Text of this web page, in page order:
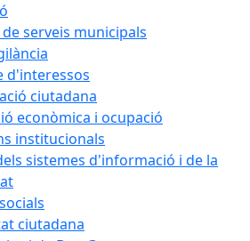
serveis municipals
d'interessos
ciutadana
econòmica i ocupació
institucionals
sistemes d'informació i de la
ciutadana